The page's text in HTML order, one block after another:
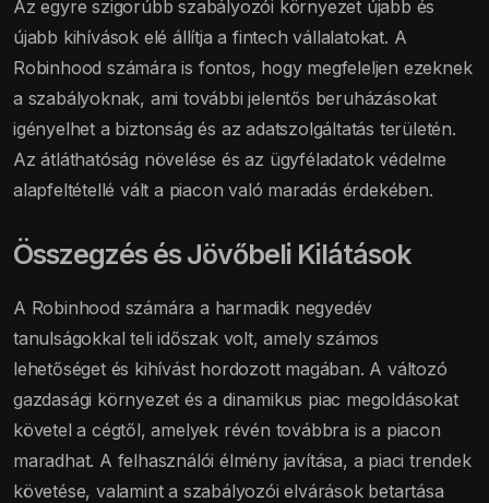
Az egyre szigorúbb szabályozói környezet újabb és
újabb kihívások elé állítja a fintech vállalatokat. A
Robinhood számára is fontos, hogy megfeleljen ezeknek
a szabályoknak, ami további jelentős beruházásokat
igényelhet a biztonság és az adatszolgáltatás területén.
Az átláthatóság növelése és az ügyféladatok védelme
alapfeltétellé vált a piacon való maradás érdekében.
Összegzés és Jövőbeli Kilátások
A Robinhood számára a harmadik negyedév
tanulságokkal teli időszak volt, amely számos
lehetőséget és kihívást hordozott magában. A változó
gazdasági környezet és a dinamikus piac megoldásokat
követel a cégtől, amelyek révén továbbra is a piacon
maradhat. A felhasználói élmény javítása, a piaci trendek
követése, valamint a szabályozói elvárások betartása